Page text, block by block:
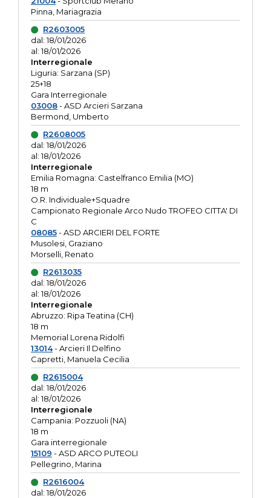
Pinna, Mariagrazia
R2603005
dal: 18/01/2026
al: 18/01/2026
Interregionale
Liguria: Sarzana (SP)
25+18
Gara Interregionale
03008- ASD Arcieri Sarzana
Bermond, Umberto
R2608005
dal: 18/01/2026
al: 18/01/2026
Interregionale
Emilia Romagna: Castelfranco Emilia (MO)
18 m
O.R. Individuale+Squadre
Campionato Regionale Arco Nudo TROFEO CITTA' DI
C
08085- ASD ARCIERI DEL FORTE
Musolesi, Graziano
Morselli, Renato
R2613035
dal: 18/01/2026
al: 18/01/2026
Interregionale
Abruzzo: Ripa Teatina (CH)
18 m
Memorial Lorena Ridolfi
13014- Arcieri Il Delfino
Capretti, Manuela Cecilia
R2615004
dal: 18/01/2026
al: 18/01/2026
Interregionale
Campania: Pozzuoli (NA)
18 m
Gara interregionale
15109 - ASD ARCO PUTEOLI
Pellegrino, Marina
R2616004
dal: 18/01/2026